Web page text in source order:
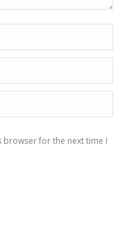
browser for the next time I